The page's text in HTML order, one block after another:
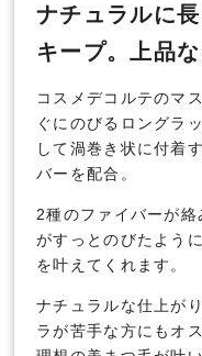
ナチュラルに
キープ。上品
コスメデコルテのマ
ぐにのびるロングラ
して渦巻き状に付着
バーを配合。
2種のファイバーが
がすっとのびたよう
を叶えてくれます。
ナチュラルな仕上が
ラが苦手な方にもオ